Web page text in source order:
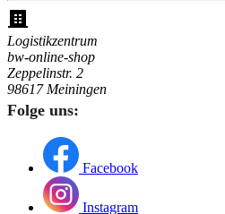
Logistikzentrum
bw-online-shop
Zeppelinstr. 2
98617 Meiningen
Folge uns:
Facebook
Instagram